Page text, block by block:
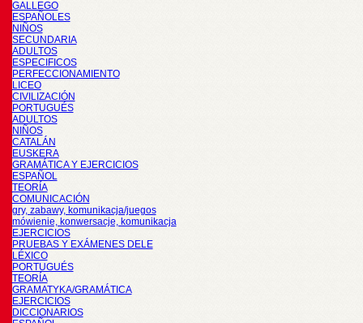
GALLEGO
ESPAÑOLES
NIÑOS
SECUNDARIA
ADULTOS
ESPECIFICOS
PERFECCIONAMIENTO
LICEO
CIVILIZACIÓN
PORTUGUÉS
ADULTOS
NIÑOS
CATALÁN
EUSKERA
GRAMÁTICA Y EJERCICIOS
ESPAÑOL
TEORÍA
COMUNICACIÓN
gry, zabawy, komunikacja/juegos
mówienie, konwersacje, komunikacja
EJERCICIOS
PRUEBAS Y EXÁMENES DELE
LÉXICO
PORTUGUÉS
TEORÍA
GRAMATYKA/GRAMÁTICA
EJERCICIOS
DICCIONARIOS